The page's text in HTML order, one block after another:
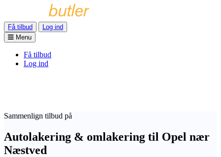
Få tilbud
Log ind
Menu
Få tilbud
Log ind
Sammenlign tilbud på
Autolakering & omlakering til Opel nær
Næstved